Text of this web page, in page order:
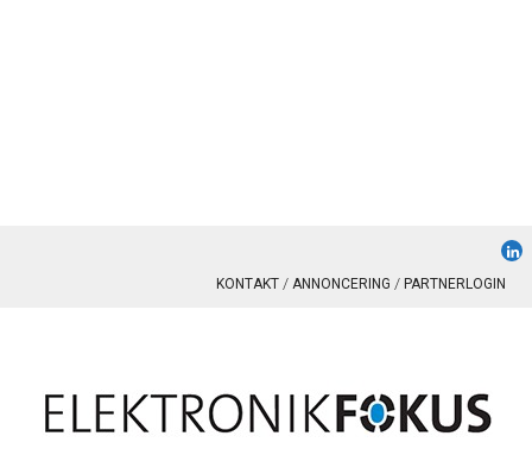
KONTAKT ANNONCERING PARTNERLOGIN